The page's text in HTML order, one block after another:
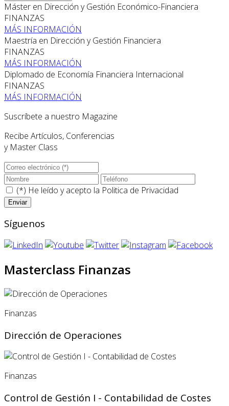
Máster en Dirección y Gestión Económico-Financiera
FINANZAS
MÁS INFORMACIÓN
Maestría en Dirección y Gestión Financiera
FINANZAS
MÁS INFORMACIÓN
Diplomado de Economía Financiera Internacional
FINANZAS
MÁS INFORMACIÓN
Suscríbete a nuestro Magazine
Recibe Artículos, Conferencias
y Master Class
(*) He leído y acepto la Politica de Privacidad
Síguenos
Masterclass Finanzas
Finanzas
Dirección de Operaciones
Finanzas
Control de Gestión I - Contabilidad de Costes